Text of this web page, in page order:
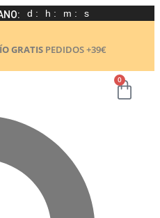
d : h : m : s
GRATISPEDIDOS +39€
0